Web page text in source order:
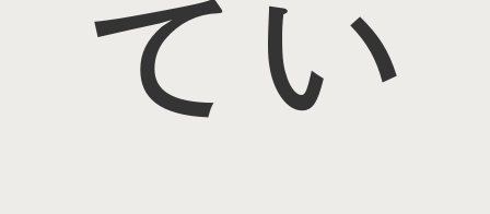
てい